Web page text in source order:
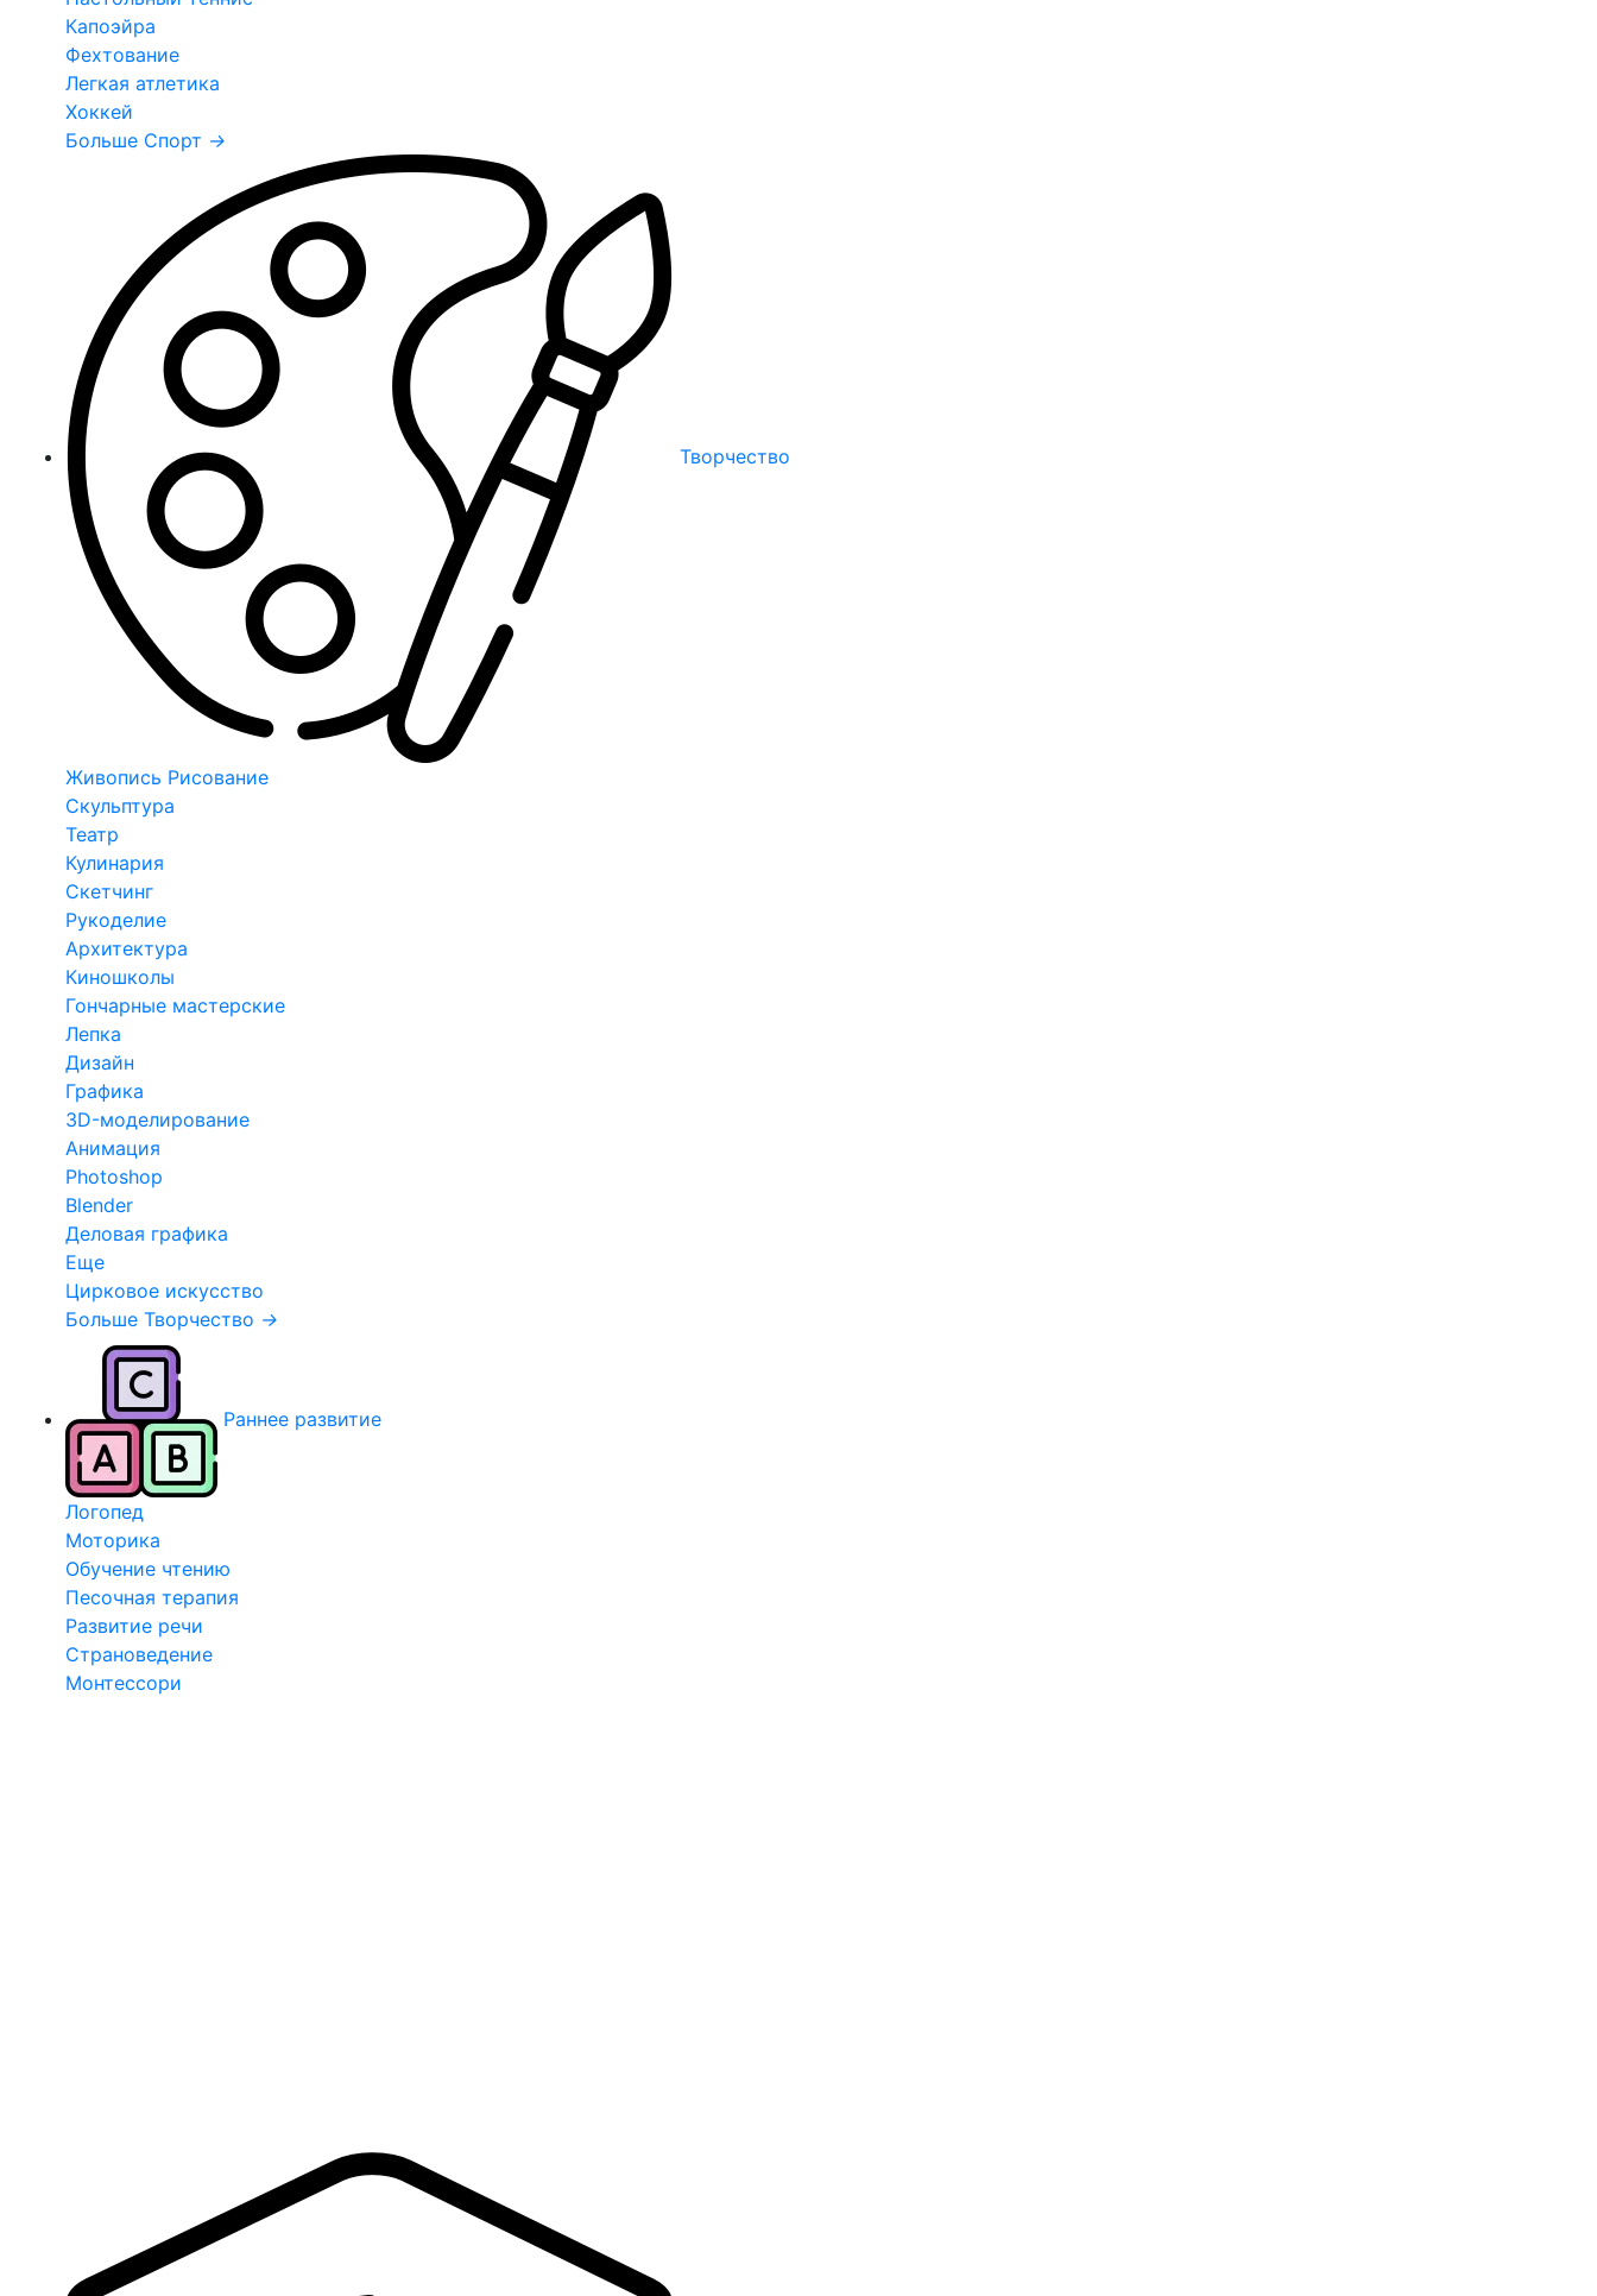
Капоэйра
Фехтование
Легкая атлетика
Хоккей
Больше Спорт →
Творчество
Живопись Рисование
Скульптура
Театр
Кулинария
Скетчинг
Рукоделие
Архитектура
Киношколы
Гончарные мастерские
Лепка
Дизайн
Графика
3D-моделирование
Анимация
Photoshop
Blender
Деловая графика
Еще
Цирковое искусство
Больше Творчество →
Раннее развитие
Логопед
Моторика
Обучение чтению
Песочная терапия
Развитие речи
Страноведение
Монтессори